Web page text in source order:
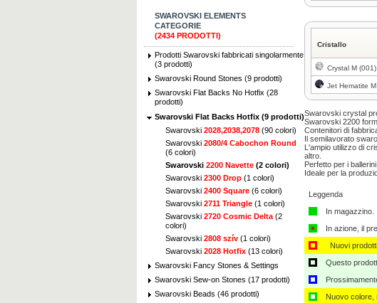
SWAROVSKI ELEMENTS
CATEGORIE
(2434 PRODOTTI)
Prodotti Swarovski fabbricati singolarmente
(3 prodotti)
Swarovski Round Stones (9 prodotti)
Swarovski Flat Backs No Hotfix (28
prodotti)
Swarovski Flat Backs Hotfix (9 prodotti)
Swarovski 2028,2038,2078 (90 colori)
Swarovski 2080/4 Cabochon Round
(6 colori)
Swarovski 2200 Navette (2 colori)
Swarovski 2300 Drop (1 colori)
Swarovski 2400 Square (6 colori)
Swarovski 2711 Triangle (1 colori)
Swarovski 2720 Cosmic Delta (2
colori)
Swarovski 2808 szív (1 colori)
Swarovski 2028 Hotfix (13 colori)
Swarovski Fancy Stones & Settings
Swarovski Sew-on Stones (17 prodotti)
Swarovski Beads (46 prodotti)
Cristallo
Crystal M (001)
Jet Hematite
Swarovski crystal
Swarovski 2200
Contenitori di
Il semilavorato
L'ampio utilizzo di
altro.
Perfetto per i
Ideale per la
Leggenda
In magazzino.
In azione, il
Nuovi
Questo
Nuovo colore,